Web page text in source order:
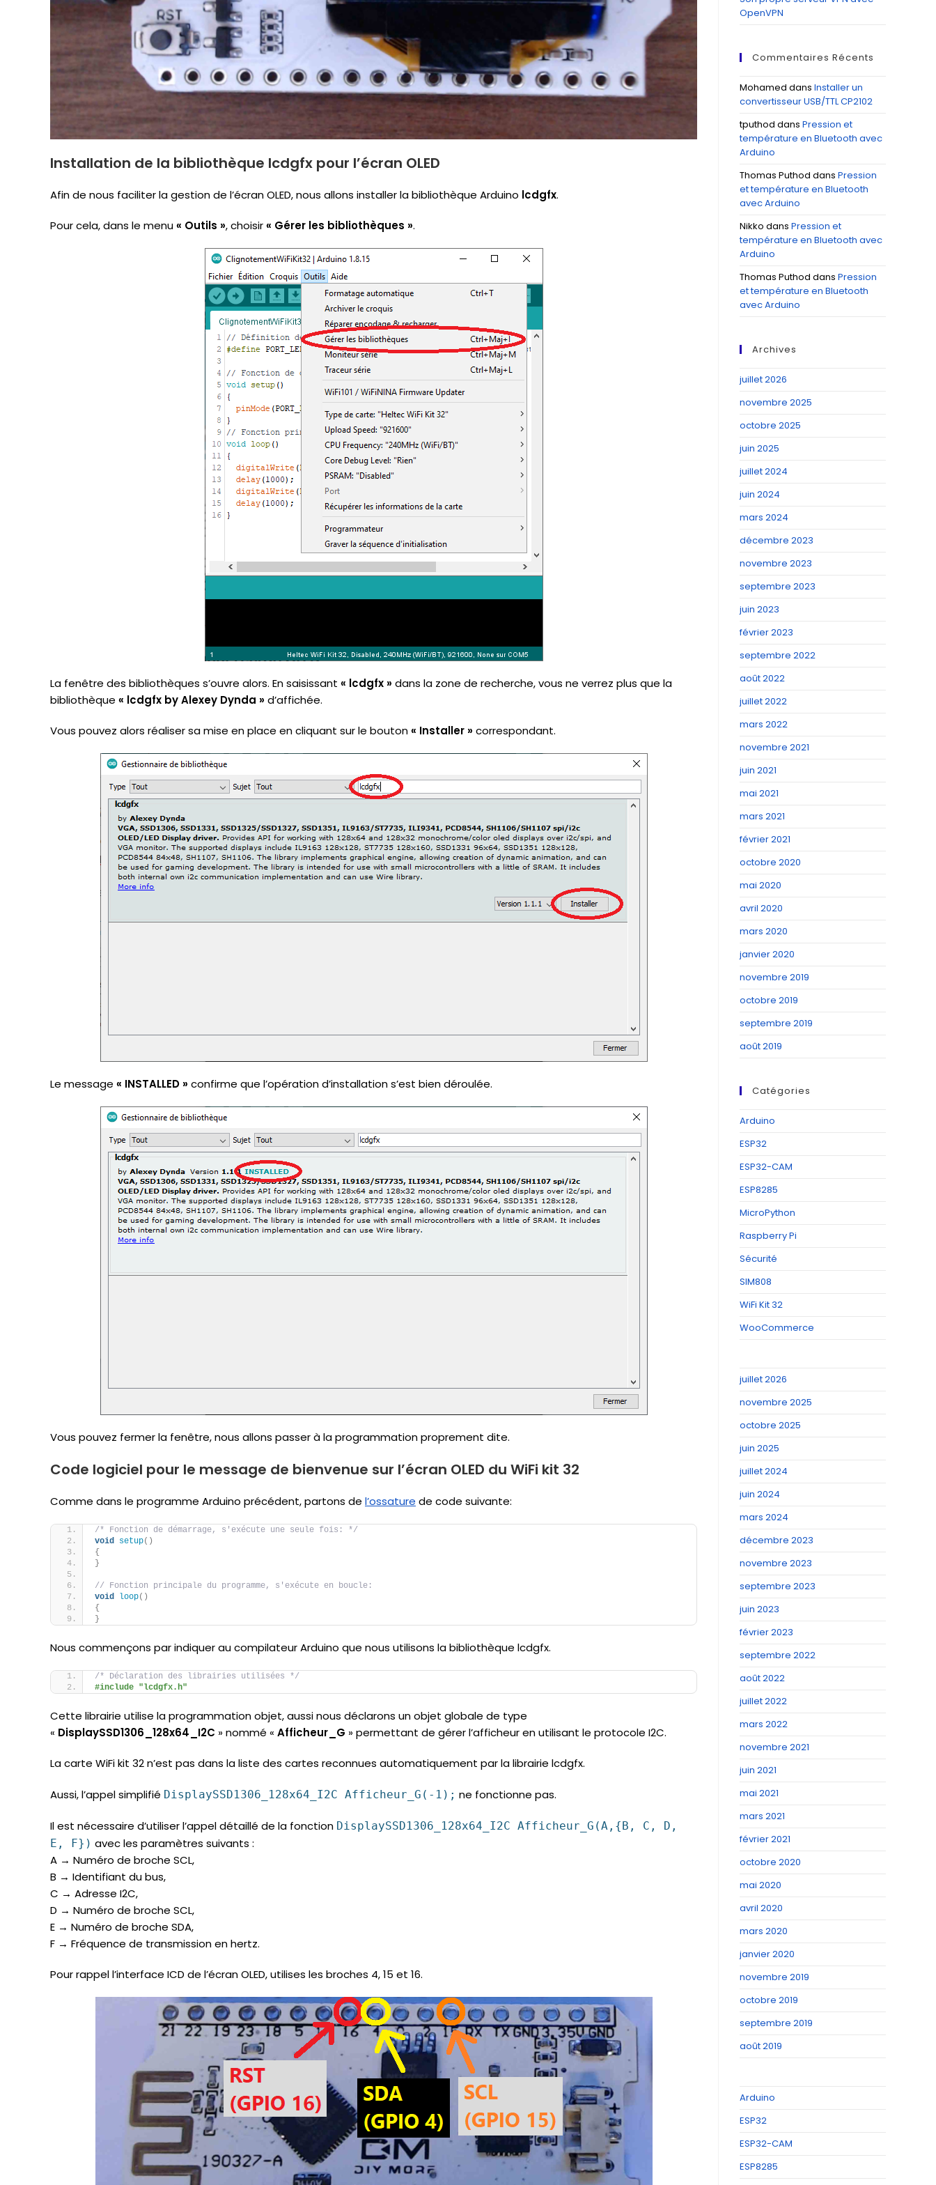
Installation de la bibliothèque lcdgfx pour l’écran OLED
Afin de nous faciliter la gestion de l’écran OLED, nous allons installer la bibliothèque Arduino lcdgfx.
Pour cela, dans le menu« Outils », choisir« Gérer les bibliothèques ».
La fenêtre des bibliothèques s’ouvre alors. En saisissant « lcdgfx » dans la zone de recherche, vous ne verrez plus que la
bibliothèque « lcdgfx by Alexey Dynda » d’affichée.
Vous pouvez alors réaliser sa mise en place en cliquant sur le bouton« Installer » correspondant.
Le message « INSTALLED » confirme que l’opération d’installation s’est bien déroulée.
Vous pouvez fermer la fenêtre, nous allons passer à la programmation proprement dite.
Code logiciel pour le message de bienvenue sur l’écran OLED du WiFi kit 32
Comme dans le programme Arduino précédent, partons de l’ossature de code suivante:
/* Fonction de démarrage, s'exécute une seule fois: */
void
setup()
{
}
// Fonction principale du programme, s'exécute en boucle:
void
loop()
{
}
Nous commençons par indiquer au compilateur Arduino que nous utilisons la bibliothèque lcdgfx.
/* Déclaration des librairies utilisées */
#include "lcdgfx.h"
Cette librairie utilise la programmation objet, aussi nous déclarons un objet globale de type
« DisplaySSD1306_128x64_I2C » nommé « Afficheur_G » permettant de gérer l’afficheur en utilisant le protocole I2C.
La carte WiFi kit 32 n’est pas dans la liste des cartes reconnues automatiquement par la librairie lcdgfx.
Aussi, l’appel simplifié DisplaySSD1306_128x64_I2C Afficheur_G(-1); ne fonctionne pas.
Il est nécessaire d’utiliser l’appel détaillé de la fonction DisplaySSD1306_128x64_I2C Afficheur_G(A,{B, C, D,
E, F}) avec les paramètres suivants :
A → Numéro de broche SCL,
B → Identifiant du bus,
C → Adresse I2C,
D → Numéro de broche SCL,
E → Numéro de broche SDA,
F → Fréquence de transmission en hertz.
Pour rappel l’interface ICD de l’écran OLED, utilises les broches 4, 15 et 16.
OpenVPN
Commentaires Récents
Mohamed dans Installer un
convertisseur USB/TTL CP2102
tputhod dans Pression et
température en Bluetooth avec
Arduino
Thomas Puthod dans Pression
et température en Bluetooth
avec Arduino
Nikko dans Pression et
température en Bluetooth avec
Arduino
Thomas Puthod dans Pression
et température en Bluetooth
avec Arduino
Archives
juillet 2026
novembre 2025
octobre 2025
juin 2025
juillet 2024
juin 2024
mars 2024
décembre 2023
novembre 2023
septembre 2023
juin 2023
février 2023
septembre 2022
août 2022
juillet 2022
mars 2022
novembre 2021
juin 2021
mai 2021
mars 2021
février 2021
octobre 2020
mai 2020
avril 2020
mars 2020
janvier 2020
novembre 2019
octobre 2019
septembre 2019
août 2019
Catégories
Arduino
ESP32
ESP32-CAM
ESP8285
MicroPython
Raspberry Pi
Sécurité
SIM808
WiFi Kit 32
WooCommerce
juillet 2026
novembre 2025
octobre 2025
juin 2025
juillet 2024
juin 2024
mars 2024
décembre 2023
novembre 2023
septembre 2023
juin 2023
février 2023
septembre 2022
août 2022
juillet 2022
mars 2022
novembre 2021
juin 2021
mai 2021
mars 2021
février 2021
octobre 2020
mai 2020
avril 2020
mars 2020
janvier 2020
novembre 2019
octobre 2019
septembre 2019
août 2019
Arduino
ESP32
ESP32-CAM
ESP8285